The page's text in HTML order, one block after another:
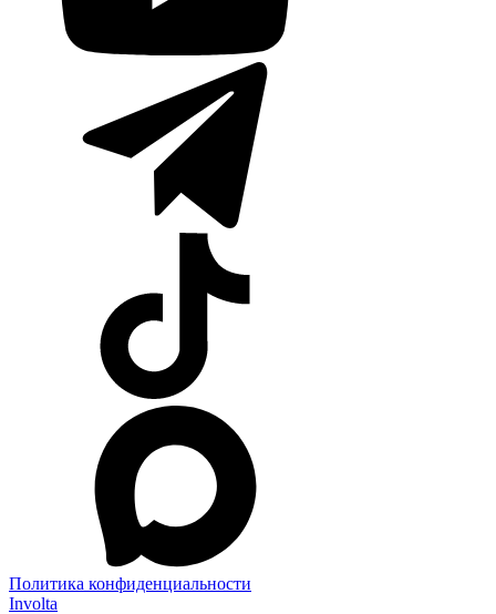
Политика конфиденциальности
Involta